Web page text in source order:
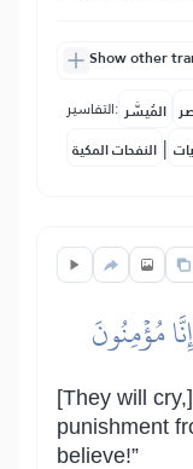
Show other
التفاسير: المُيسَّر
النفحات المكية |
مُؤۡمِنُونَ
[They will
punishment
believe!”